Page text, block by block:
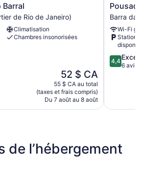
Barral
de Rio de Janeiro)
Climatisation
Chambres insonorisées
Le
prix
est
de
52 $ CA
52 $ CA
55 $ CA au total
(taxes et frais compris)
Du 7 août au 8 août
Pousada
Paraiso
Barra
da
Tijuca
Barra
da
Tijuca
Janeiro)
Barra da
Wi-Fi
4.4
sur
4,4
6 avis
de l’hébergement